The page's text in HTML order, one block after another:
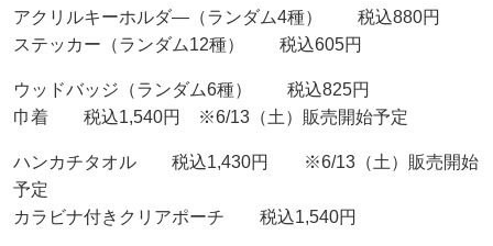
アクリルキーホルダ―（ランダム4種） 税込880円
ステッカー（ランダム12種） 税込605円
ウッドバッジ（ランダム6種） 税込825円
巾着 税込1,540円 ※6/13（土）販売開始予定
ハンカチタオル 税込1,430円 ※6/13（土）販売開始
予定
カラビナ付きクリアポーチ 税込1,540円